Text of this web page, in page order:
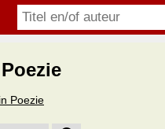
Poezie